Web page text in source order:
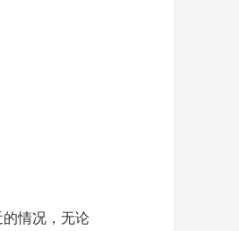
情况，无论